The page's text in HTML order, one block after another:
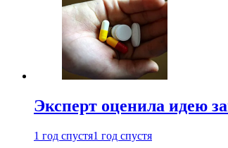
Эксперт оценила идею
1 год спустя1 год спустя